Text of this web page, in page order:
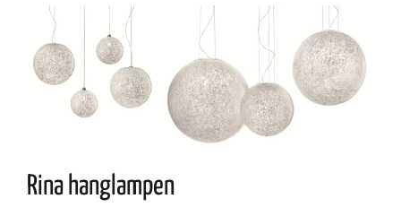
Rina hanglampen